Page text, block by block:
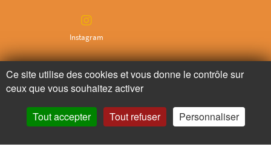
Instagram
Ne ratez plus rien,
Abonnez-vous à notre newsletter
Ce site utilise des cookies et vous donne le contrôle sur
ceux que vous souhaitez activer
Tout accepter Tout refuser Personnaliser